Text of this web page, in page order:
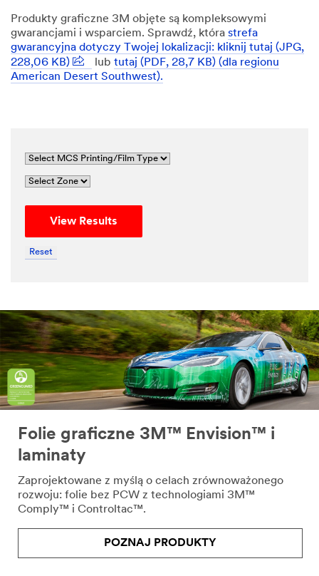
Produkty graficzne 3M objęte są kompleksowymi
gwarancjami i wsparciem. Sprawdź, która strefa
gwarancyjna dotyczy Twojej lokalizacji: kliknij tutaj (JPG,
228,06 KB)
lub tutaj (PDF, 28,7 KB) (dla regionu
American Desert Southwest).
View Results
Reset
Folie graficzne 3M™ Envision™ i
laminaty
Zaprojektowane z myślą o celach zrównoważonego
rozwoju: folie bez PCW z technologiami 3M™
Comply™ i Controltac™.
POZNAJ PRODUKTY